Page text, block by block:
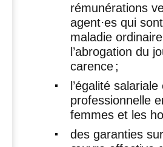
rémunérations
agent⋅es qui
maladie
l’abrogation du
carence;
l’égalité salariale
professionnelle
femmes et les
des garanties